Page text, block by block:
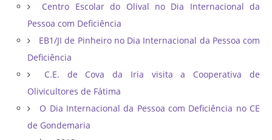
Centro Escolar do Olival no Dia Internacional da
Pessoa com Deficiência
EB1/JI de Pinheiro no Dia Internacional da Pessoa com
Deficiência
C.E. de Cova da Iria visita a Cooperativa de
Olivicultores de Fátima
O Dia Internacional da Pessoa com Deficiência no CE
de Gondemaria